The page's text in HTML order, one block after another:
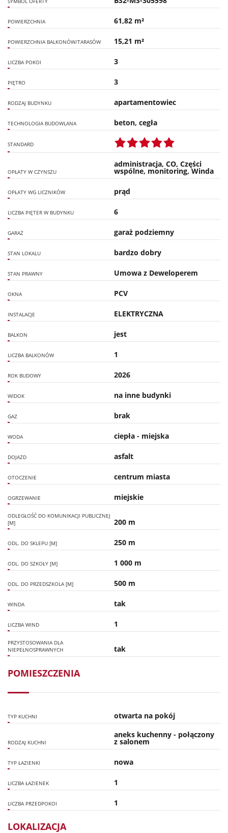
SYMBOL OFERTY
POWIERZCHNIA 61,82 m²
POWIERZCHNIA BALKONÓW/TARASÓW 15,21 m²
LICZBA POKOI 3
PIĘTRO 3
RODZAJ BUDYNKU apartamentowiec
TECHNOLOGIA BUDOWLANA beton, cegła
STANDARD
OPŁATY W CZYNSZU
administracja, CO, Części
wspólne, monitoring, Winda
OPŁATY WG LICZNIKÓW prąd
LICZBA PIĘTER W BUDYNKU 6
GARAŻ garaż podziemny
STAN LOKALU bardzo dobry
STAN PRAWNY Umowa z Deweloperem
OKNA PCV
INSTALACJE ELEKTRYCZNA
BALKON jest
LICZBA BALKONÓW 1
ROK BUDOWY 2026
WIDOK na inne budynki
GAZ brak
WODA ciepła - miejska
DOJAZD asfalt
OTOCZENIE centrum miasta
OGRZEWANIE miejskie
ODLEGŁOŚĆ DO KOMUNIKACJI PUBLICZNEJ
[M]
200 m
ODL. DO SKLEPU [M] 250 m
ODL. DO SZKOŁY [M] 1 000 m
ODL. DO PRZEDSZKOLA [M] 500 m
WINDA tak
LICZBA WIND 1
PRZYSTOSOWANIA DLA
NIEPEŁNOSPRAWNYCH
tak
POMIESZCZENIA
TYP KUCHNI otwarta na pokój
RODZAJ KUCHNI
aneks kuchenny - połączony
z salonem
TYP ŁAZIENKI nowa
LICZBA ŁAZIENEK 1
LICZBA PRZEDPOKOI 1
LOKALIZACJA